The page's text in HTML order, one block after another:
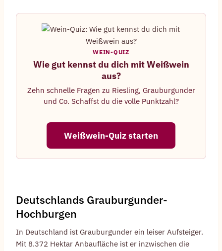
WEIN-QUIZ
Wie gut kennst du dich mit Weißwein
aus?
Zehn schnelle Fragen zu Riesling, Grauburgunder
und Co. Schaffst du die volle Punktzahl?
Weißwein-Quiz starten
Deutschlands Grauburgunder-
Hochburgen
In Deutschland ist Grauburgunder ein leiser Aufsteiger.
Mit 8.372 Hektar Anbaufläche ist er inzwischen die